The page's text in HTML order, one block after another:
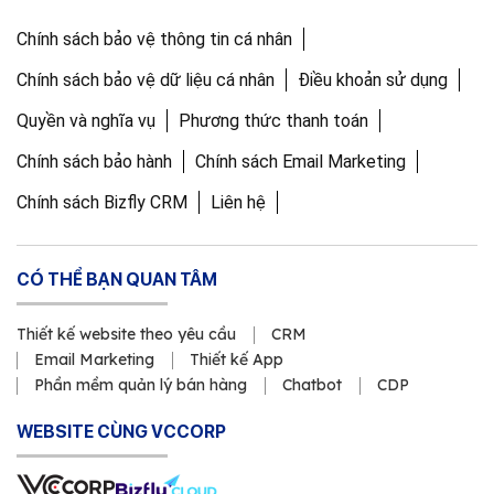
Chính sách bảo vệ thông tin cá nhân
Chính sách bảo vệ dữ liệu cá nhân
Điều khoản sử dụng
Quyền và nghĩa vụ
Phương thức thanh toán
Chính sách bảo hành
Chính sách Email Marketing
Chính sách Bizfly CRM
Liên hệ
CÓ THỂ BẠN QUAN TÂM
Thiết kế website theo yêu cầu
CRM
Email Marketing
Thiết kế App
Phần mềm quản lý bán hàng
Chatbot CDP
WEBSITE CÙNG VCCORP